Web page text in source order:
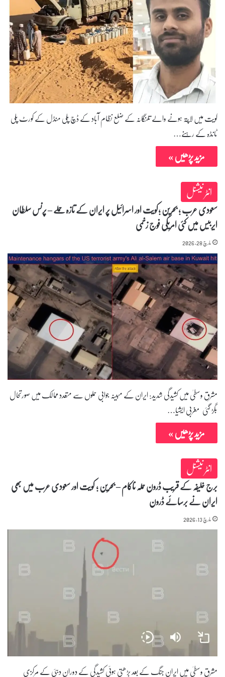
کویت میں لاپتہ ہونے والے تلنگانہ کے ضلع نظام آباد کے ڈچ پلی منڈل کے کورٹ پلی
ٹانڈہ کے رہنے…
مزید پڑھیں »
انٹر نیشنل
سعودی عرب ؛ بحرین ؛کویت اور اسرائیل پر ایران کے تازہ حملے – پرنس سلطان
ایربیس میں کئی امریکی فوج زخمی
مارچ 28, 2026
مشرقِ وسطیٰ میں کشیدگی شدید: ایران کے مبینہ جوابی حملوں سے متعدد ممالک میں صورتحال
بگڑ گئی مغربی ایشیا…
مزید پڑھیں »
انٹر نیشنل
برج خلیفہ کے قریب ڈرون حملہ ناکام – بحرین ؛ کویت اور سعودی عرب میں بھی
ایران نے برسائے ڈرون
مارچ 13, 2026
مشرقِ وسطیٰ میں ایران جنگ کے بعد بڑھتی ہوئی کشیدگی کے دوران دبئی کے مرکزی